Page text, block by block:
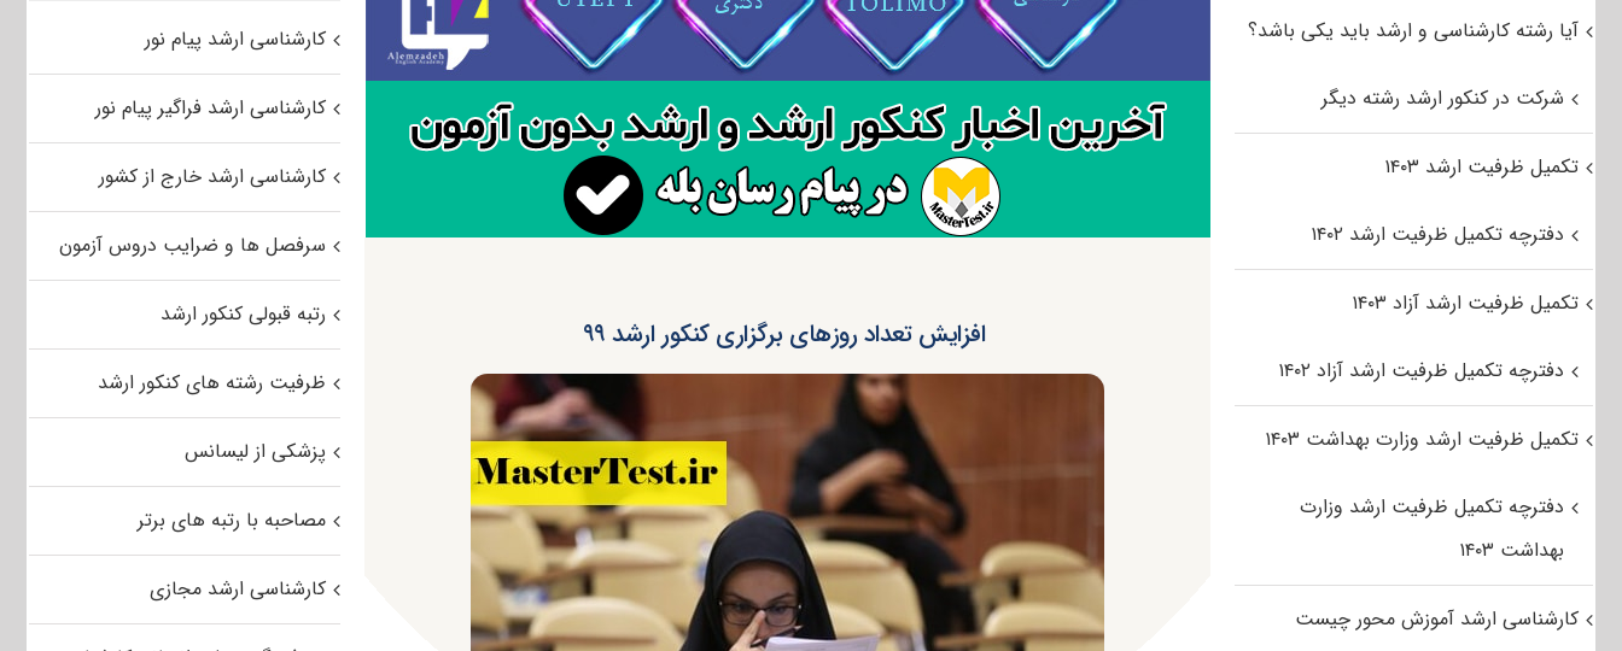
افزایش تعداد روزهای برگزاری کنکور ارشد ۹۹
کارشناسی ارشد پیام نور
کارشناسی ارشد فراگیر پیام نور
کارشناسی ارشد خارج از کشور
سرفصل ها و ضرایب دروس آزمون
رتبه قبولی کنکور ارشد
ظرفیت رشته های کنکور ارشد
پزشکی از لیسانس
مصاحبه با رتبه های برتر
کارشناسی ارشد مجازی
آیا رشته کارشناسی و ارشد باید یکی باشد؟
شرکت در کنکور ارشد رشته دیگر
تکمیل ظرفیت ارشد ۱۴۰۳
دفترچه تکمیل ظرفیت ارشد ۱۴۰۲
تکمیل ظرفیت ارشد آزاد ۱۴۰۳
دفترچه تکمیل ظرفیت ارشد آزاد ۱۴۰۲
تکمیل ظرفیت ارشد وزارت بهداشت ۱۴۰۳
دفترچه تکمیل ظرفیت ارشد وزارت
بهداشت ۱۴۰۳
کارشناسی ارشد آموزش محور چیست